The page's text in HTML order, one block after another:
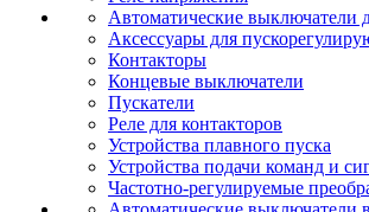
Автоматические выключатели
Аксессуары для
Контакторы
Концевые выключатели
Пускатели
Реле для контакторов
Устройства плавного пуска
Устройства подачи команд и
Частотно-регулируемые